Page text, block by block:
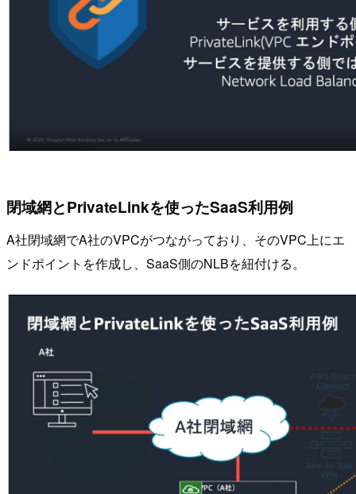
閉域網とPrivateLinkを使ったSaaS利用例
A社閉域網でA社のVPCがつながっており、そのVPC上にエ
ンドポイントを作成し、SaaS側のNLBを紐付ける。